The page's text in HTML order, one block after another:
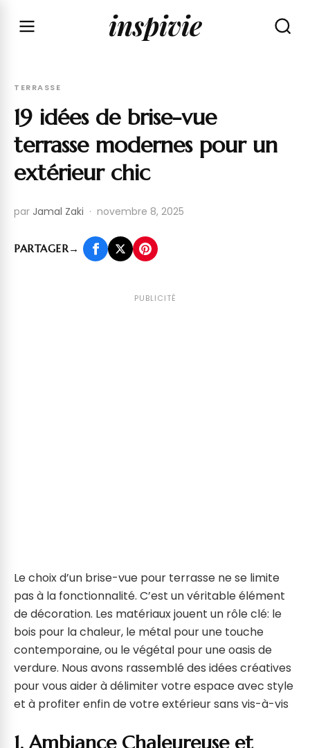
inspivie
TERRASSE
19 idées de brise-vue
terrasse modernes pour un
extérieur chic
par Jamal Zaki · novembre 8, 2025
PARTAGER→
PUBLICITÉ
Le choix d’un brise-vue pour terrasse ne se limite
pas à la fonctionnalité. C’est un véritable élément
de décoration. Les matériaux jouent un rôle clé: le
bois pour la chaleur, le métal pour une touche
contemporaine, ou le végétal pour une oasis de
verdure. Nous avons rassemblé des idées créatives
pour vous aider à délimiter votre espace avec style
et à profiter enfin de votre extérieur sans vis-à-vis
1. Ambiance Chaleureuse et